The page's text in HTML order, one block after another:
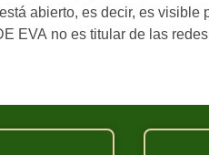
abierto, es decir, es visible
EVA no es titular de las